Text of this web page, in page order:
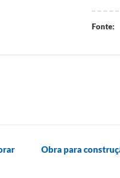
Fonte:
Obra para